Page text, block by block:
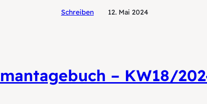
Schreiben 12. Mai 2024
– KW18/